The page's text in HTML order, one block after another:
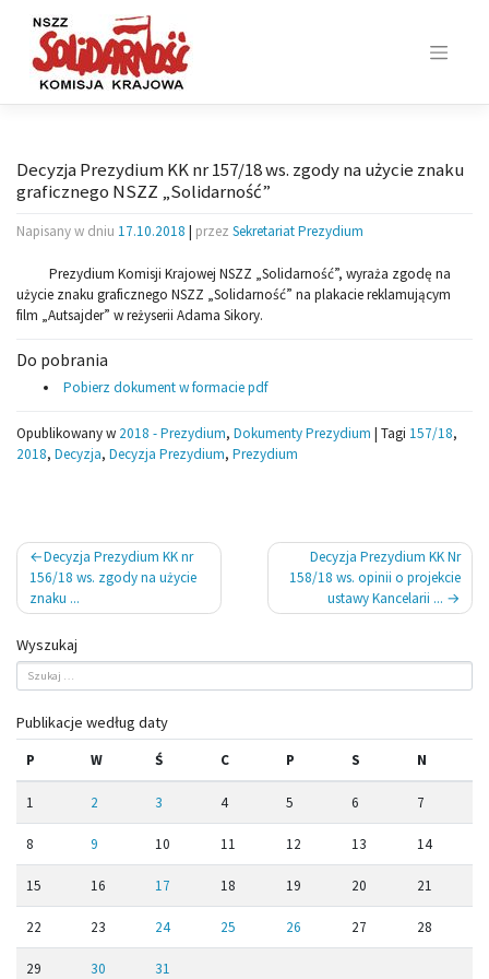
content
Decyzja Prezydium KK nr 157/18 ws. zgody na użycie znaku
graficznego NSZZ „Solidarność”
Napisany w dniu 17.10.2018 | przez Sekretariat Prezydium
Prezydium Komisji Krajowej NSZZ „Solidarność”, wyraża zgodę na
użycie znaku graficznego NSZZ „Solidarność” na plakacie reklamującym
film „Autsajder” w reżyserii Adama Sikory.
Do pobrania
Pobierz dokument w formacie pdf
Opublikowany w 2018 - Prezydium, Dokumenty Prezydium | Tagi 157/18,
2018, Decyzja, Decyzja Prezydium, Prezydium
Nawigacja
wpisu
Decyzja Prezydium KK nr
156/18 ws. zgody na użycie
znaku ...
Decyzja Prezydium KK Nr
158/18 ws. opinii o projekcie
ustawy Kancelarii ...
Wyszukaj
Publikacje według daty
P W Ś C P S N
1 2 3 4 5 6 7
8 9 10 11 12 13 14
15 16 17 18 19 20 21
22 23 24 25 26 27 28
29 30 31